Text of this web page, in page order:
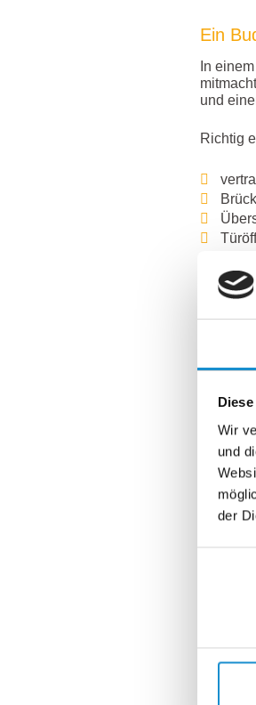
Wir
und
der
Ein
In
und
Richtig
Damit
Mehr
Wie
in eine
Ein